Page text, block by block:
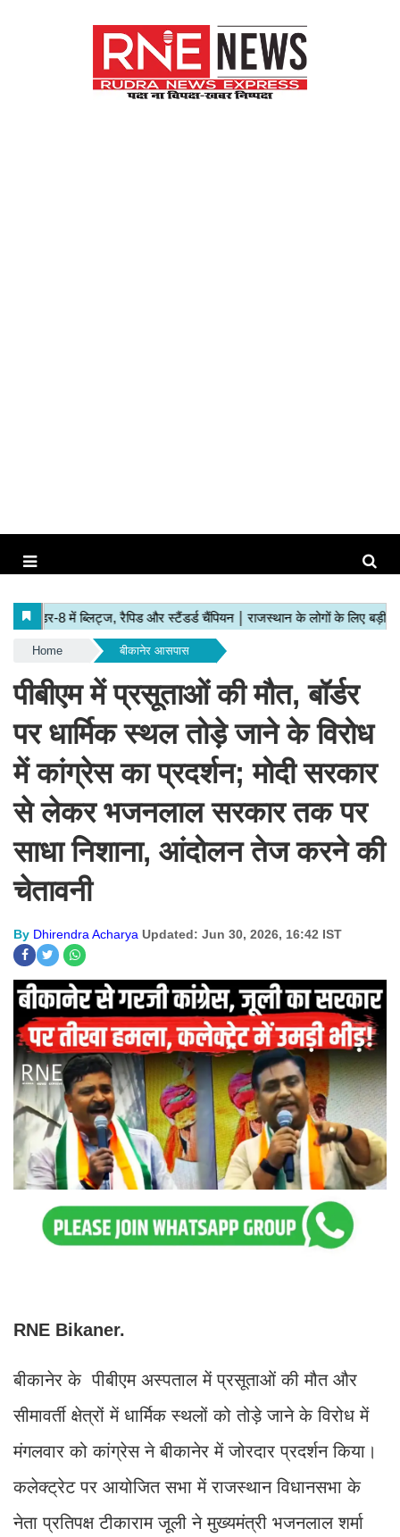
Home बीकानेर आसपास
पीबीएम में प्रसूताओं की मौत, बॉर्डर
पर धार्मिक स्थल तोड़े जाने के विरोध
में कांग्रेस का प्रदर्शन; मोदी सरकार
से लेकर भजनलाल सरकार तक पर
साधा निशाना, आंदोलन तेज करने की
चेतावनी
By Dhirendra Acharya Updated: Jun 30, 2026, 16:42 IST
RNE Bikaner.
बीकानेर के पीबीएम अस्पताल में प्रसूताओं की मौत और
सीमावर्ती क्षेत्रों में धार्मिक स्थलों को तोड़े जाने के विरोध में
मंगलवार को कांग्रेस ने बीकानेर में जोरदार प्रदर्शन किया।
कलेक्ट्रेट पर आयोजित सभा में राजस्थान विधानसभा के
नेता प्रतिपक्ष टीकाराम जूली ने मुख्यमंत्री भजनलाल शर्मा